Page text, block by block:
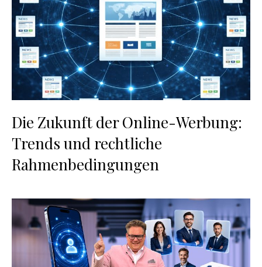
Die Zukunft der Online-Werbung:
Trends und rechtliche
Rahmenbedingungen